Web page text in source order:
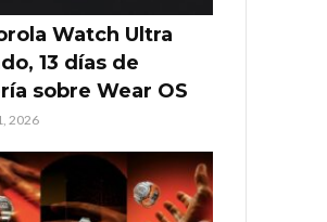
Watch Ultra
13 días de
sobre Wear OS
2026